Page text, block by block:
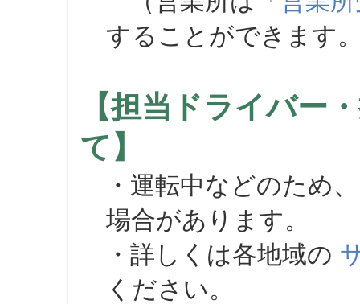
することができます
【担当ドライバー
て】
・運転中などのため
場合があります。
・詳しくは各地域の
ください。